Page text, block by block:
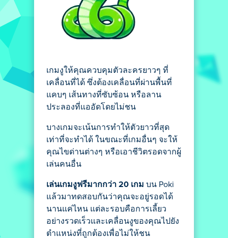
เกมงูให้คุณควบคุมตัวละครยาวๆ ที่
เคลื่อนที่ได้ ซึ่งต้องเคลื่อนที่ผ่านพื้นที่
แคบๆ เส้นทางที่ซับซ้อน หรือลาน
ประลองที่แออัดโดยไม่ชน
บางเกมจะเน้นการทำให้ตัวยาวที่สุด
เท่าที่จะทำได้ ในขณะที่เกมอื่นๆ จะให้
คุณไขด่านต่างๆ หรือเอาชีวิตรอดจากผู้
เล่นคนอื่น
เล่นเกมงูฟรีมากกว่า 20 เกม บน Poki
แล้วมาทดสอบกันว่าคุณจะอยู่รอดได้
นานแค่ไหน แต่ละรอบคือการเลี้ยว
อย่างรวดเร็วและเคลื่อนงูของคุณไปยัง
ตำแหน่งที่ถูกต้องเพื่อไม่ให้ชน